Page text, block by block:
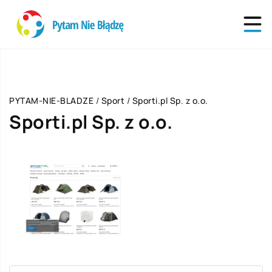
PYTAM-NIE-BLADZE / Sport / Sporti.pl Sp. z o.o.
Sporti.pl Sp. z o.o.